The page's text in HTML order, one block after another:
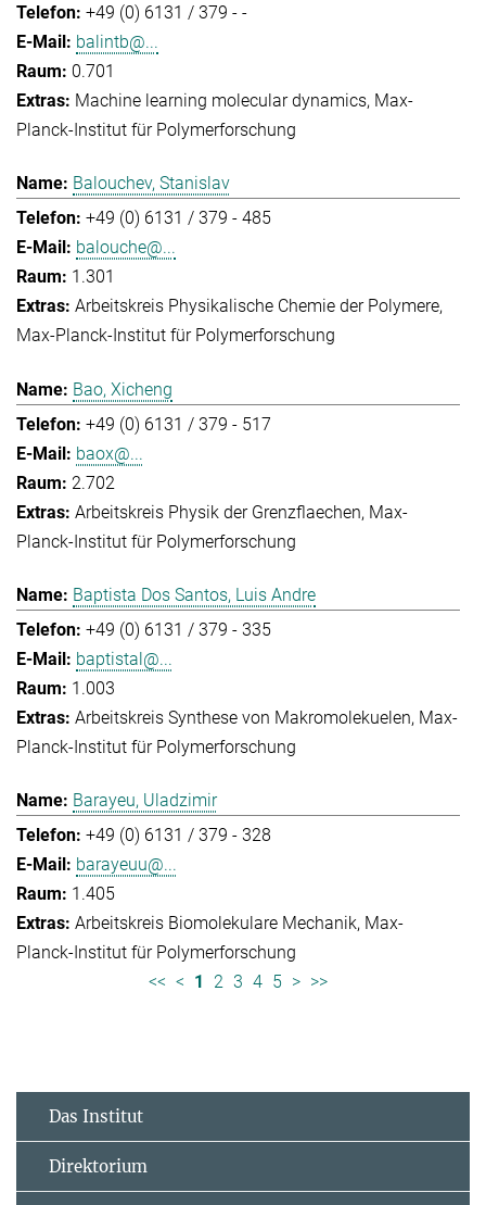
+49 (0) 6131 / 379 - -
balintb@...
0.701
Machine learning molecular dynamics Max-
Planck-Institut für Polymerforschung
Balouchev, Stanislav
+49 (0) 6131 / 379 - 485
balouche@...
1.301
Arbeitskreis Physikalische Chemie der Polymere
Max-Planck-Institut für Polymerforschung
Bao, Xicheng
+49 (0) 6131 / 379 - 517
baox@...
2.702
Arbeitskreis Physik der Grenzflaechen Max-
Planck-Institut für Polymerforschung
Baptista Dos Santos, Luis Andre
+49 (0) 6131 / 379 - 335
baptistal@...
1.003
Arbeitskreis Synthese von Makromolekuelen Max-
Planck-Institut für Polymerforschung
Barayeu, Uladzimir
+49 (0) 6131 / 379 - 328
barayeuu@...
1.405
Arbeitskreis Biomolekulare Mechanik Max-
Planck-Institut für Polymerforschung
<< < 1 2 3 4 5 > >>
Das Institut
Direktorium